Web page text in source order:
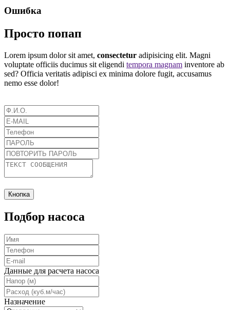
Ошибка
Просто попап
Lorem ipsum dolor sit amet, consectetur adipisicing elit. Magni
voluptate officiis ducimus sit eligendi tempora magnam inventore ab
sed? Officia veritatis adipisci ex minima dolore fugit, accusamus
nemo esse dolor!
Кнопка
Подбор насоса
Данные для расчета насоса
Назначение